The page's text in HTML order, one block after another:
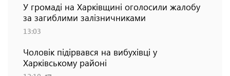
У громаді на Харківщині оголосили жалобу
за загиблими залізничниками
13:03
Чоловік підірвався на вибухівці у
Харківському районі